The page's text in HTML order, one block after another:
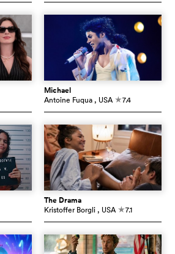
Michael
Antoine Fuqua , USA c7.4
The Drama
Kristoffer Borgli , USA c7.1